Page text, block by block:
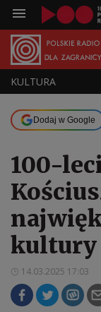
KULTURA
Dodaj w Google
100-
kultury
14.03.2025 17:03